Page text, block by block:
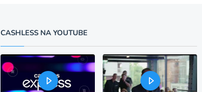
CASHLESS NA YOUTUBE